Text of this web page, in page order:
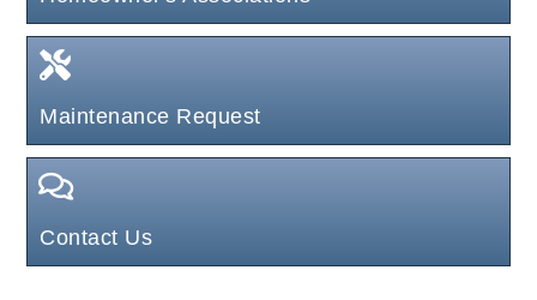
Maintenance Request
Contact Us